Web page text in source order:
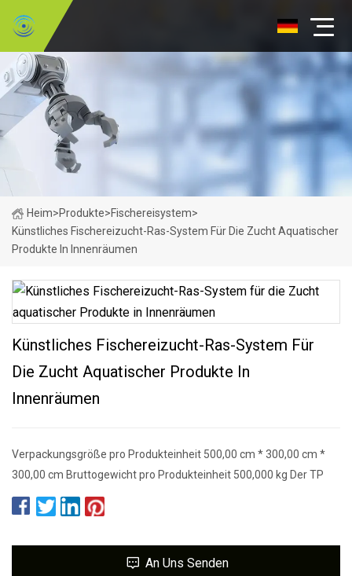
Heim>Produkte>Fischereisystem>
Künstliches Fischereizucht-Ras-System Für Die Zucht Aquatischer
Produkte In Innenräumen
Künstliches Fischereizucht-Ras-System Für
Die Zucht Aquatischer Produkte In
Innenräumen
Verpackungsgröße pro Produkteinheit 500,00 cm * 300,00 cm *
300,00 cm Bruttogewicht pro Produkteinheit 500,000 kg Der TP
An Uns Senden